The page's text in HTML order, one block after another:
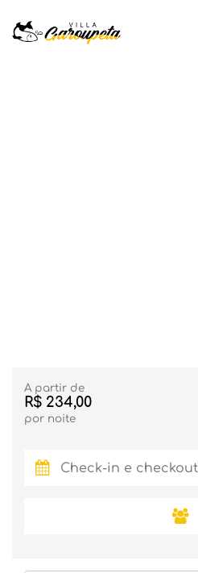
A partir de
R$ 234,00
por noite